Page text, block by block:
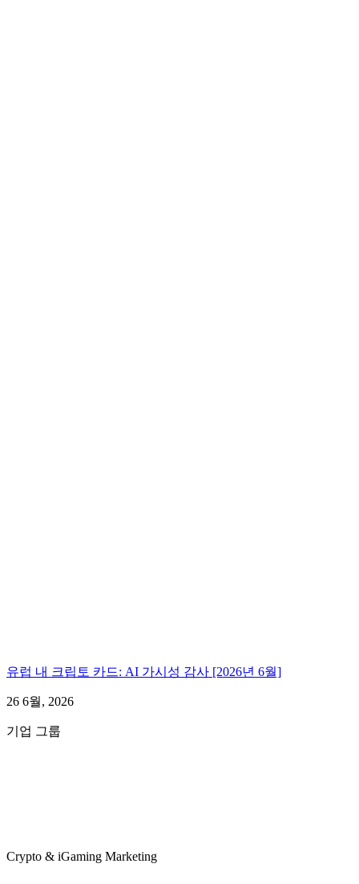
유럽 내 크립토 카드: AI 가시성 감사 [2026년 6월]
26 6월, 2026
기업 그룹
Crypto & iGaming Marketing